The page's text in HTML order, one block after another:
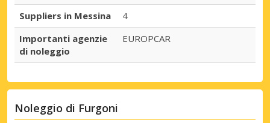
Suppliers in Messina
4
Importanti agenzie
di noleggio
EUROPCAR
Noleggio di Furgoni